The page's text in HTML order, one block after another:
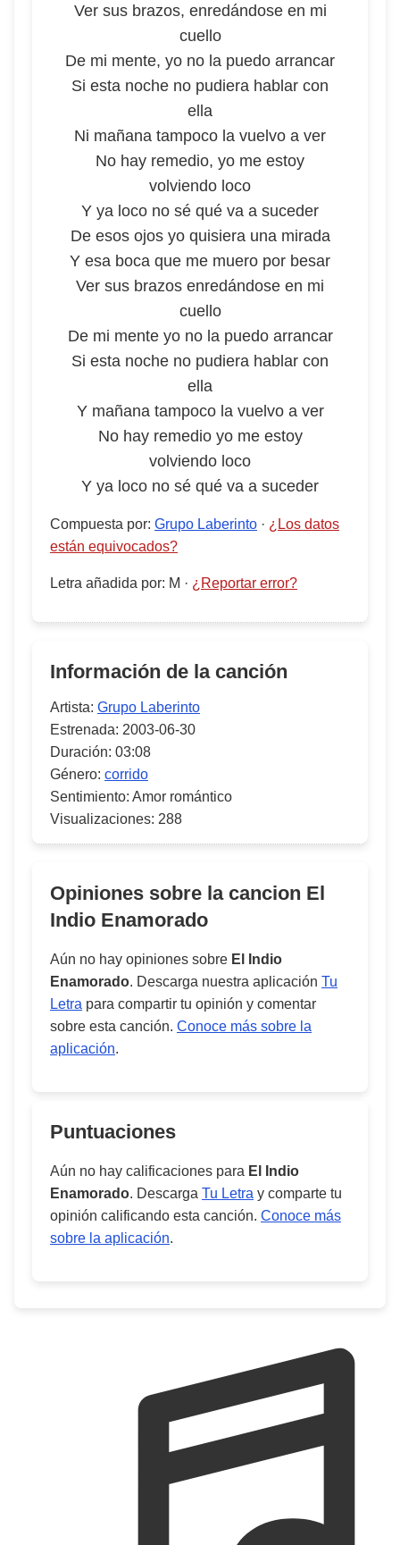
Ver sus brazos, enredándose en mi
cuello
De mi mente, yo no la puedo arrancar
Si esta noche no pudiera hablar con
ella
Ni mañana tampoco la vuelvo a ver
No hay remedio, yo me estoy
volviendo loco
Y ya loco no sé qué va a suceder
De esos ojos yo quisiera una mirada
Y esa boca que me muero por besar
Ver sus brazos enredándose en mi
cuello
De mi mente yo no la puedo arrancar
Si esta noche no pudiera hablar con
ella
Y mañana tampoco la vuelvo a ver
No hay remedio yo me estoy
volviendo loco
Y ya loco no sé qué va a suceder
Compuesta por: Grupo Laberinto · ¿Los datos
están equivocados?
Letra añadida por: M · ¿Reportar error?
Información de la canción
Artista: Grupo Laberinto
Estrenada: 2003-06-30
Duración: 03:08
Género: corrido
Sentimiento: Amor romántico
Visualizaciones: 288
Opiniones sobre la cancion El
Indio Enamorado
Aún no hay opiniones sobre El Indio
Enamorado. Descarga nuestra aplicación Tu
Letra para compartir tu opinión y comentar
sobre esta canción. Conoce más sobre la
aplicación.
Puntuaciones
Aún no hay calificaciones para El Indio
Enamorado. Descarga Tu Letra y comparte tu
opinión calificando esta canción. Conoce más
sobre la aplicación.